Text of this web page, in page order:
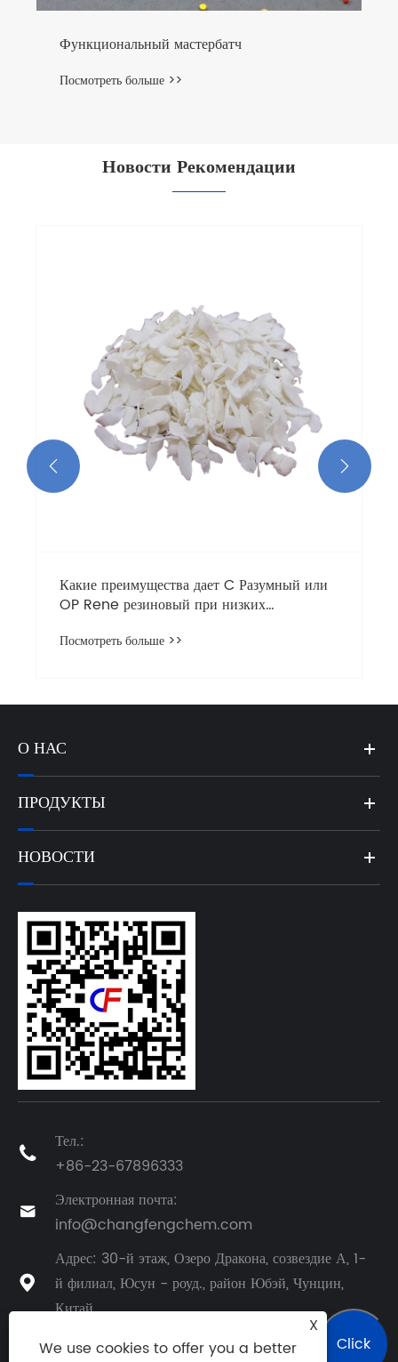
Функциональный мастербатч
Посмотреть больше >>
Новости Рекомендации
Какие преимущества дает C Разумный или
OP Rene резиновый при низких
Посмотреть больше >>
 
О НАС
ПРОДУКТЫ
НОВОСТИ

Тел.:
+86-23-67896333

Электронная почта:
info@changfengchem.com

Адрес: 30-й этаж, Озеро Дракона, созвездие А, 1-
й филиал, Юсун - роуд., район Юбэй, Чунцин,
Китай
Click
X
We use cookies to offer you a better